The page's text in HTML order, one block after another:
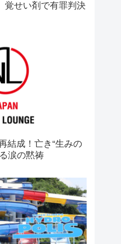
覚せい剤で有罪判決
結成！亡き“生みの
涙の黙祷